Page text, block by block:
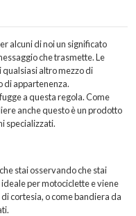
alcuni di noi un significato
che trasmette. Le
qualsiasi altro mezzo di
di appartenenza.
a questa regola. Come
anche questo è un prodotto
specializzati.
stai osservando che stai
per motociclette e viene
cortesia, o come bandiera da